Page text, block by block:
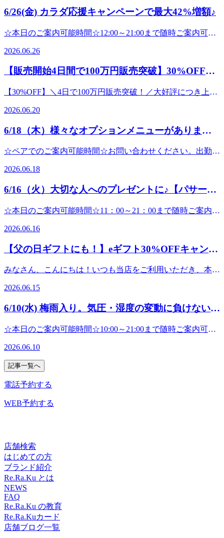
った夏季限定のヘッドスパがオススメですよ♪ 受付時にお
疲れの箇所に合わせたご提案もさせて頂きますのでお気軽に
ご来店下さいね♪Re.Ra.Kuでお得に健康習慣を始めましょ
う！皆さまのご来店、心よりお待ちしています
盤ストレッチ】を取り入れたリラク系ボディケア♪Re.Ra.Ku
123-0843東京都足立区西新井栄町1-17-1&lt;営業時間&gt;
す!お客様のお疲れ箇所に合ったコースをご一緒に考えてい
関節ストレッチ】を取り入れたリラク系ボディケアRe.Ra.Ku
123-0843東京都足立区西新井栄町1-17-1パサージオ西新井
パ】も今日みたいな暑い日にはピッタリです!ハンドケアや
フットケアにもオススメです☆香りも選べるので気になる方
はお気軽にスタッフにお声掛け下さい♪お客様のお疲れ箇所
店心よりお待ちしております!
マッサージよりも気持ちいい!【肩甲骨ストレッチ】と【股
パサージオ西新井店&lt;住所&gt;西新井駅から徒歩3分!!〒
2F&lt;営業時間&gt;10:00～21:00
村-----------------------------------------------------------------------------------
-------------------------------------------------------こんにちは!Re.Ra.Ku
で身体が重く感じている方もいるのでは？リラクでぜひお身
体全体をリフレッシュさせましょう♪とくに夏季限定の「爽
快ヘッドスパ」がオススメですよ♪－５℃の炭酸泡でパチパ
チっシュワっと爽快です！ 二酸化炭素が皮膚に吸収され、
酸素を供給しようと血管を膨張させる ボーア反応 が起こる
ことで、血管が拡張します。よって血液の流れがよくなり、
が涼しくスッキリしますよ♪ ソフトラベンダーの香りとブル
ちらも心休まる香りです♪香りの分子を嗅覚がキャッチする
の分泌、免疫機能などのバランスを整えるよう促されま
やハンドケアに追加するのもオススメです♪期間限定で、爽
快ヘッドスパ＋ボディケア として組み合わせたお得なセッ
トコースをご用意しています。メインコースに10分から追加
することもできますよ☆ 予約時にメニューを決めずお時間
のみのご予約でも大丈夫です。受付時にお疲れに合ったコー
スの提案をさせていただきますので、お気軽にお越しくださ
70%くらいの方は60分コースそれ以上の方は90分以上のコー
ています
マッサージよりも気持ちいい!【肩甲骨ストレッチ】と【骨
パサージオ西新井店&lt;住所&gt;西新井駅から徒歩3分!!〒
～21:00
6/26(金) カラダ応援キャンペーンで最大42%増額♪
☆本日のご案内可能時間☆12:00～21:00まで随時ご案内可能
可能時間☆お問い合わせください。出勤スタッフ:中村・渡
部------------------------------------------------------------------------------こ
んにちは!Re.Ra.Kuパサージオ西新井店です。25周年記念
チャージで 最大42％増額となります！ チャージ額● 70,000
円以上 ： 42％増額● 37,000円以上 ： 35％増額● 24,000円
70,000円チャージで、100,000円分に！37,000円チャージで、
50,000円分に24,000円チャージで、30,000円分に9,000円チャ
ージで、 10,000円分に※期間中お一人様1回限り※クーポン
ードの入力が必要ですのでお忘れなく☆2026.7.17(金)までの
がチャンスです♪【リラクペイカードって？】Re.Ra.Kuのお
トが貯まり、たまったポイントをお支払い時に利用すること
日間ポイント有効期限：ポイント取得日から365日間 リラ
クでは、メインコースのボディケアやフットケアに加え様々
なメニューをご用意しております。【メインコース】●ボデ
ィケア：全身のもみほぐしで、血行と老廃物の排出を促しま
す。●オイルフットケア：臓器や器官と繋がっているとされ
る末梢神経をアロマオイルでほぐしながら刺激し活性化を促
素を加え、筋肉の柔軟性＆可動域も向上させます。 【オプ
眼精疲労の緩和を促します。●ネックリンパケア：温感クリ
オイルハンドケア：前腕から手のひらまで、香りの良いクリ
ームを使ってほぐします。●おなかケア：腸の動きの活性化
を促します。●角質ケア：気になる足裏の角質を除去してス
ベスベ肌に。 いろいろあってコース迷っちゃう…という方
も大丈夫です！受付時にお疲れの箇所に合わせたご提案もさ
せて頂きますのでお気軽にご来店下さい♪ Re.Ra.Kuでお得
マッサージよりも気持ちいい!【肩甲骨ストレッチ】と【骨
盤ストレッチ】を取り入れたリラク系ボディケア♪Re.Ra.Ku
パサージオ西新井店&lt;住所&gt;西新井駅から徒歩3分!!〒
123-0843東京都足立区西新井栄町1-17-1&lt;営業時間&gt;10:00
～21:00
2026.06.26
【販売開始4日間で100万円販売突破】30%OFFのe
【30%OFF】＼4日で100万円販売突破！／大好評につき上限
う」を。離れていても、感謝の気持ちをeギフトで届けませ
んか？ ただいま開催中の期間限定キャンペーンですが、お
かげさまで販売開始からわずか4日間で100万円の販売を突破
達し次第、期間内であっても予告なくキャンペーンを終了と
させていただく可能性がございます。「まだ大丈夫」と思っ
い！ ───────────────────︎期間限定30％OFFキャン
ペーン！───────────────────6月28日（日）までの
期間限定で、eGiftが “30％OFF” でご購入いただけます。※
︎ 7,000円（税込）5,000円 ︎ 3,500円（税込）3,000円 ︎ 2,100円
要───────────────────オンラインで手軽に贈れるe
ィケア/フットケアを大切な人にプレゼントできます。 ▼eギ
日より4ヶ月後の月末利用店舗：Re.Ra.Ku 一部店舗のみ※購
入前に、下記リンクより利用可能店舗を必ずご確認ください
https://app.reraku.jp/r/45tEe1（リラク公式ホームページの利用
可能店舗一覧に遷移します）
2026.06.20
6/18（木）様々なオプションメニューがあります
☆ペアでのご案内可能時間☆お問い合わせください。出勤ス
------------------------------------------------------------------------------こん
にちは!Re.Ra.Kuパサージオ西新井店です。朝から雨が降っ
ている本日です。しばらく梅雨らしい天気が続きそうです
くなります。お身体を元気に保つためにも、しっかりケアし
ていきましょうね。 リラクではメインコースのボディケア
ります。 ●ヘッドスパ：頭皮や目の周りをほぐし、眼精疲労
の緩和を促します。●ネックリンパケア：温感クリームやジ
ェルを使用して首元のリンパを流していきます。●オイルハ
ってほぐします。●おなかケア：腸の動きの活性化を促しま
に。メインコースプラスαで、お試しくださいね♪ いろいろ
ずお時間のみのご予約でも大丈夫です。受付時にお疲れに合
しくださいね。お疲れが40%くらいの方は30分コースお疲れ
が60～70%くらいの方は60分コースそれ以上の方は90分以上
のコースをおすすめしています。 皆さまのご来店、心より
お待ちしています
マッサージよりも気持ちいい!【肩甲骨ストレッチ】と【骨
～21:00
2026.06.18
6/16（火）大切な人へのプレゼントに♪【パサージ
☆本日のご案内可能時間☆11：00～21：00まで随時ご案内可
内可能時間☆11:30～14:30までご案内可能です。（最終受付
13:50※30分コースの場合)出勤スタッフ:石井・小森・石田---
-----------------------------------------------------------------------------------こ
お得なキャンペーン実施中です！！大切な人へ“癒やしの時
間”を贈ろう♪ということで父の日にもぴったりな、eギフト
もいいけれど、たまには心も体もリフレッシュできる時間」
を大切な人へ「いつもありがとう」「お疲れ様」の気持ちを
込めてプレゼントしませんか？開催期間：2026年6月13日
eギフトチケットが、通常価格より30%OFF！有効期限：ご
とする対象のRe.Ra.Ku店舗、Bell Epoc各店、RuamRuam各店
から！】https://reraku.egift-store.com/?
今月のおすすめは、毎年大好評の【爽快ヘッドスパ】で
トケアやハンドケアにもご利用いただけます。＊10分330円
～お疲れ度40～60%の方は60分以上のコースお疲れ度60～
80%の方は90分以上のコースそれ以上の方は100～120分のコ
ースがおすすめです!30分から利用できますのでスキマ時間
にもピッタリです！お疲れの箇所に合わせてスタッフがお客
様に合ったコースを提案いたします。みなさまのご来店心よ
りお待ちしております!マッサージよりも気持ちいい!【肩甲
骨ストレッチ】と【股関節ストレッチ】を取り入れたリラク
系ボディケアRe.Ra.Kuパサージオ西新井店&lt;住所&gt;西新
2026.06.16
【父の日ギフトにも！】eギフト30%OFFキャンペ
みなさん、こんにちは！いつも当店をご利用いただき、本当
「いつもありがとう」「お疲れ様」の気持ちをどのように伝
えていますか？「形に残るものもいいけれど、たまには心も
体もリフレッシュできる時間をプレゼントしたいな…」そん
日（土）から、スマホで簡単にリラクゼーション体験が贈れ
る「eギフト」が、なんと【30%OFF】で買えちゃう超お得
なキャンペーンがスタートします！ キャンペーン概要開催
期間：2026年6月13日（土）〜 6月28日（日）の16日間！特
典内容：3,000円以上のeギフトチケットが、通常価格より
30%OFF！有効期限：ご購入日から4ヶ月後の月末まで（余
めとする対象のRe.Ra.Ku店舗、Bell Epoc各店、RuamRuam各
いる自分へのご褒美に。 今年の父の日は、リラクで「健康
と癒やし」をプレゼント今年の父の日は、いつもお仕事や家
事を頑張っているお父さんに「お疲れ様。ゆっくり体を休め
てね」というメッセージと一緒に、極上のリラクゼーション
を贈りませんか？このeギフトはデジタルギフトなので、遠
方に住んでいてなかなか会えないお父さんにも、スマホから
その場ですぐに贈ることができます！オリジナルのデジタル
メッセージカードも添えられるので、普段は照れくさくて言
えない感謝の気持ちもバッチリ伝わりますよメッセージ eギ
2026.06.15
6/10(水) 梅雨入り。気圧・湿度の変動に負けないお
☆本日のご案内可能時間☆10:00～21:00まで随時ご案内可能
可能時間☆13:00～17:00まで随時ご案内可能です。(最終受付
16:20※30分コースの場合)出勤スタッフ:小森・石井・中村---
--------------------------------------------------------------------------------------
-------------------------------------------------こんにちは!Re.Ra.Kuパサ
ージオ西新井店です。関東甲信も梅雨入りし、すっきりしな
い天気が続いていますね。朝晩は肌寒く感じますが、風邪な
ご用意しています。 ●ボディケア：全身のもみほぐしで、血
行と老廃物の排出を促します。●リフレッシュコース：ボデ
ィケアにストレッチ要素を加え、筋肉の柔軟性＆可動域も向
上させます。 ●オイルフットケア：臓器や器官と繋がって
いるとされる末梢神経をアロマオイルでほぐしながら刺激し
活性化を促します。●ヘッドスパ：頭皮や目の周りをほぐ
し、眼精疲労の緩和を促します。●ネックリンパケア：温感
クリームやジェルを使用して首元のリンパを流していきま
す。 この他、様々のオプションメニューがありますよ♪いろ
2026.06.10
記事一覧へ
電話予約する
WEB予約する
店舗検索
はじめての方
ブランド紹介
Re.Ra.Ku とは
NEWS
FAQ
Re.Ra.Ku の教育
Re.Ra.Kuカード
店舗ブログ一覧